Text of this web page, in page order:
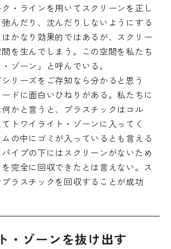
・ラインを用いてスクリーンを正し
んだり、沈んだりしないようにする
かなり効果的ではあるが、スクリー
を生んでしまう。この空間を私たち
ゾーン」と呼んでいる。
リーズをご存知なら分かると思う
ドに面白いひねりがある。私たちに
かと言うと、プラスチックはコル
トワイライト・ゾーンに入ってく
の中にゴミが入っているとも言える
イプの下にはスクリーンがないため
完全に回収できたとは言えない。ス
ラスチックを回収することが成功
・ゾーンを抜け出す